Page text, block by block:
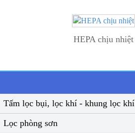
HEPA chịu nhiệt
Tấm lọc bụi, lọc khí - khung lọc khí
Lọc phòng sơn